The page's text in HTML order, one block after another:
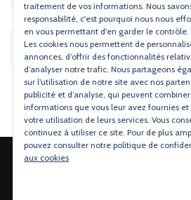
Rechercher :
2026 Copyright
traitement de vos informations. Nous
responsabilité, c'est pourquoi nous nous
en vous permettant d'en garder le contrôle.
Les cookies nous permettent de
annonces, d’offrir des fonctionnalités
d’analyser notre trafic. Nous partageons
sur l’utilisation de notre site avec nos
publicité et d’analyse, qui peuvent
informations que vous leur avez fournies et
votre utilisation de leurs services. Vous
continuez à utiliser ce site. Pour de plus
pouvez consulter notre politique de
aux cookies